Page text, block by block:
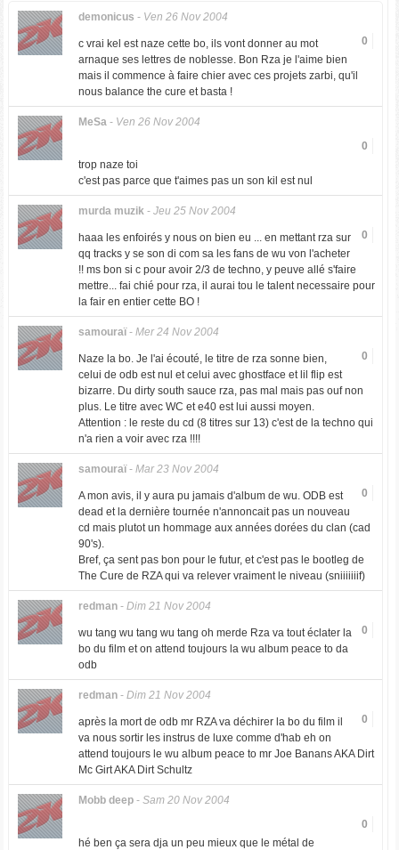
demonicus - Ven 26 Nov 2004
0
c vrai kel est naze cette bo, ils vont donner au mot
arnaque ses lettres de noblesse. Bon Rza je l'aime bien
mais il commence à faire chier avec ces projets zarbi, qu'il
nous balance the cure et basta !
MeSa- Ven 26 Nov 2004
0
trop naze toi
c'est pas parce que t'aimes pas un son kil est nul
murda muzik- Jeu 25 Nov 2004
0
haaa les enfoirés y nous on bien eu ... en mettant rza sur
qq tracks y se son di com sa les fans de wu von l'acheter
!! ms bon si c pour avoir 2/3 de techno, y peuve allé s'faire
mettre... fai chié pour rza, il aurai tou le talent necessaire pour
la fair en entier cette BO !
samouraï- Mer 24 Nov 2004
0
Naze la bo. Je l'ai écouté, le titre de rza sonne bien,
celui de odb est nul et celui avec ghostface et lil flip est
bizarre. Du dirty south sauce rza, pas mal mais pas ouf non
plus. Le titre avec WC et e40 est lui aussi moyen.
Attention : le reste du cd (8 titres sur 13) c'est de la techno qui
n'a rien a voir avec rza !!!!
samouraï- Mar 23 Nov 2004
0
A mon avis, il y aura pu jamais d'album de wu. ODB est
dead et la dernière tournée n'annoncait pas un nouveau
cd mais plutot un hommage aux années dorées du clan (cad
90's).
Bref, ça sent pas bon pour le futur, et c'est pas le bootleg de
The Cure de RZA qui va relever vraiment le niveau (sniiiiiiif)
redman- Dim 21 Nov 2004
0
wu tang wu tang wu tang oh merde Rza va tout éclater la
bo du film et on attend toujours la wu album peace to da
odb
redman- Dim 21 Nov 2004
0
après la mort de odb mr RZA va déchirer la bo du film il
va nous sortir les instrus de luxe comme d'hab eh on
attend toujours le wu album peace to mr Joe Banans AKA Dirt
Mc Girt AKA Dirt Schultz
Mobb deep- Sam 20 Nov 2004
0
hé ben ça sera dja un peu mieux que le métal de